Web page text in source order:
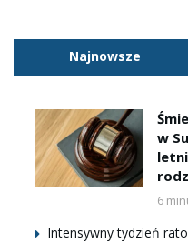
Najnowsze
w
6
Intensywny tydzień